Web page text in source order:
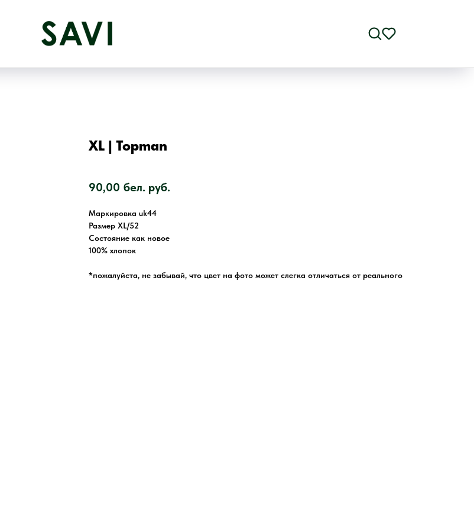
XL | Topman
90,00 бел. руб.
Маркировка uk44
Размер XL/52
Состояние как новое
100% хлопок
*пожалуйста, не забывай, что цвет на фото может слегка отличаться от реального